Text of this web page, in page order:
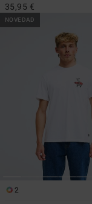
35,95 €
NOVEDAD
2